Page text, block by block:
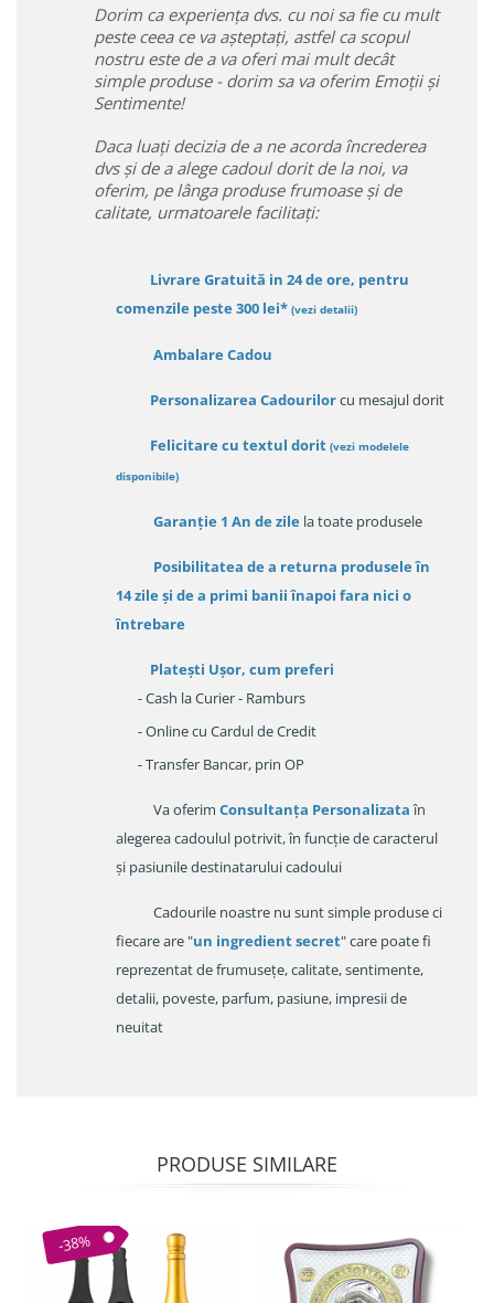
Dorim ca experiența dvs. cu noi sa fie cu mult
peste ceea ce va așteptați, astfel ca scopul
nostru este de a va oferi mai mult decât
simple produse - dorim sa va oferim Emoții și
Sentimente!
Daca luați decizia de a ne acorda încrederea
dvs și de a alege cadoul dorit de la noi, va
oferim, pe lânga produse frumoase și de
calitate, urmatoarele facilitați:
Livrare Gratuită in 24 de ore, pentru
comenzile peste 300 lei* (vezi detalii)
Ambalare Cadou
Personalizarea Cadourilorcu mesajul dorit
Felicitare cu textul dorit (vezi modelele
disponibile)
Garanție 1 An de zile la toate produsele
Posibilitatea de a returna produsele în
14 zileși de a primi banii înapoi fara nici o
întrebare
Platești Ușor, cum preferi
- Cash la Curier - Ramburs
- Online cu Cardul de Credit
- Transfer Bancar, prin OP
Va oferim Consultanța Personalizataîn
alegerea cadoulul potrivit, în funcție de caracterul
și pasiunile destinatarului cadoului
Cadourile noastre nu sunt simple produse ci
fiecare are "un ingredient secret" care poate fi
reprezentat de frumusețe, calitate, sentimente,
detalii, poveste, parfum, pasiune, impresii de
neuitat
PRODUSE SIMILARE
-38%